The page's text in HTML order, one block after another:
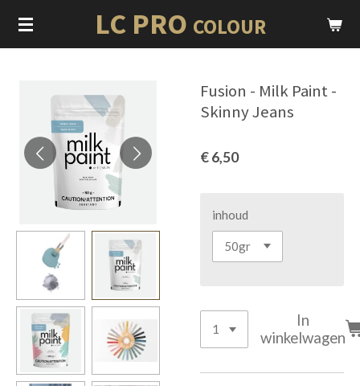
Ga
direct
hoofdinhoud
LC PRO COLOUR
Fusion - Milk Paint -
Skinny Jeans
€ 6,50
inhoud
In
winkelwagen